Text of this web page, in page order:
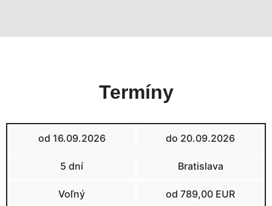
Termíny
od 16.09.2026 do 20.09.2026
5 dní Bratislava
Voľný od 789,00 EUR